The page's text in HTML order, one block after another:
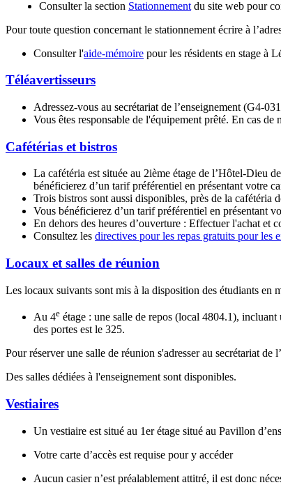
Consulter la section Stationnement du site web pour
Pour toute question concernant le stationnement écrire à
Consulter l'aide-mémoire pour les résidents en stage à
Téléavertisseurs
Adressez-vous au secrétariat de l’enseignement (G4-
Vous êtes responsable de l'équipement prêté. En cas
Cafétérias et bistros
La cafétéria est située au 2ième étage de l’Hôtel-Dieu
bénéficierez d’un tarif préférentiel en présentant votre
Trois bistros sont aussi disponibles, près de la
Vous bénéficierez d’un tarif préférentiel en présentant
En dehors des heures d’ouverture : Effectuer l'achat et
Consultez les directives pour les repas gratuits pour les
Locaux et salles de réunion
Les locaux suivants sont mis à la disposition des étudiants en
Au 4e étage : une salle de repos (local 4804.1),
des portes est le 325.
Pour réserver une salle de réunion s'adresser au secrétariat de
Des salles dédiées à l'enseignement sont disponibles.
Vestiaires
Un vestiaire est situé au 1er étage situé au Pavillon
Votre carte d’accès est requise pour y accéder
Aucun casier n’est préalablement attitré, il est donc